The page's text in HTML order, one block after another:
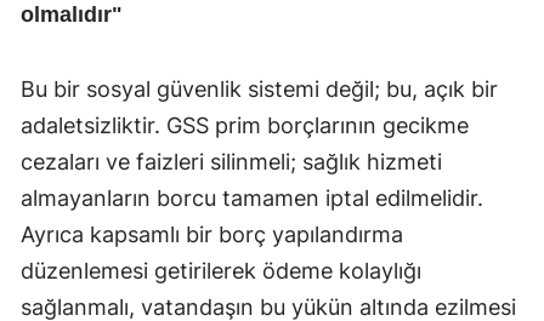
olmalıdır"
Bu bir sosyal güvenlik sistemi değil; bu, açık bir
adaletsizliktir. GSS prim borçlarının gecikme
cezaları ve faizleri silinmeli; sağlık hizmeti
almayanların borcu tamamen iptal edilmelidir.
Ayrıca kapsamlı bir borç yapılandırma
düzenlemesi getirilerek ödeme kolaylığı
sağlanmalı, vatandaşın bu yükün altında ezilmesi